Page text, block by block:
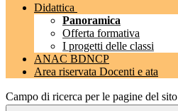
Didattica
Panoramica
Offerta formativa
I progetti delle classi
ANAC BDNCP
Area riservata Docenti e ata
Campo di ricerca per le pagine del sito